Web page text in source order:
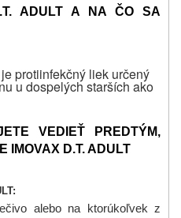
ADULT A NA ČO SA
protiinfekčný liek určený
u dospelých starších ako
VEDIEŤ PREDTÝM,
IMOVAX D.T. ADULT
alebo na ktorúkoľvek z